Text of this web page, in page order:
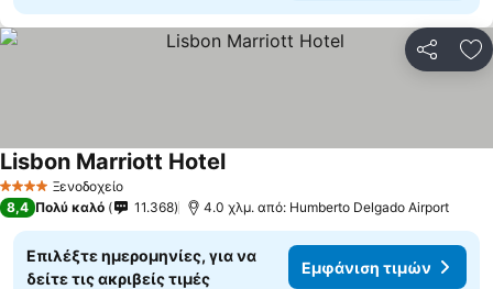
4 ΑστέριαΞενοδοχείο
Lisbon Marriott HotelΕμφάνιση τιμών
8,4 Πολύ καλό 11.368 4.0 χλμ. από: Humberto Delgado Airport
Επιλέξτε ημερομηνίες, για να
δείτε τις ακριβείς τιμές
Εμφάνιση τιμών